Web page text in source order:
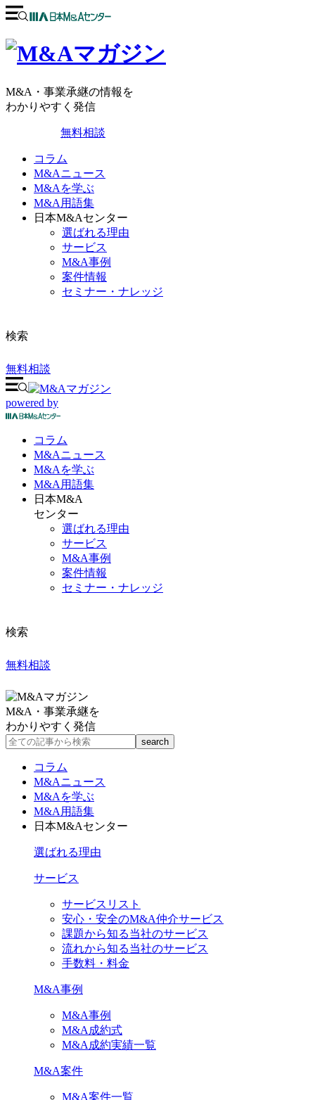
M&A・事業承継の情報を
わかりやすく発信
無料相談
コラム
M&Aニュース
M&Aを学ぶ
M&A用語集
日本M&Aセンター
選ばれる理由
サービス
M&A事例
案件情報
セミナー・ナレッジ
検索
無料相談
powered by
コラム
M&Aニュース
M&Aを学ぶ
M&A 用語集
日本M&A
センター
選ばれる理由
サービス
M&A事例
案件情報
セミナー・ナレッジ
検索
無料相談
M&A・事業承継を
わかりやすく発信
コラム
M&Aニュース
M&Aを学ぶ
M&A用語集
日本M&Aセンター
選ばれる理由
サービス
サービスリスト
安心・安全のM&A仲介サービス
課題から知る当社のサービス
流れから知る当社のサービス
手数料・料金
M&A事例
M&A事例
M&A成約式
M&A成約実績一覧
M&A案件
M&A案件一覧